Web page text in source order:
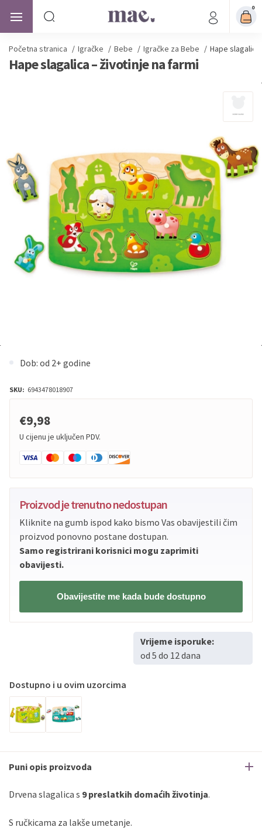
0
Početna stranica / Igračke / Bebe / Igračke za Bebe / Hape
Hape slagalica – životinje na farmi
Dob: od 2+ godine
SKU: 6943478018907
€9,98
U cijenu je uključen PDV.
Proizvod je trenutno nedostupan
Kliknite na gumb ispod kako bismo Vas obavijestili čim
proizvod ponovno postane dostupan.
Samo registrirani korisnici mogu zaprimiti
obavijesti.
Obavijestite me kada bude dostupno
Vrijeme isporuke:
od 5 do 12 dana
Dostupno i u ovim uzorcima
Puni opis proizvoda
Drvena slagalica s 9 preslatkih domaćih životinja.
S ručkicama za lakše umetanje.